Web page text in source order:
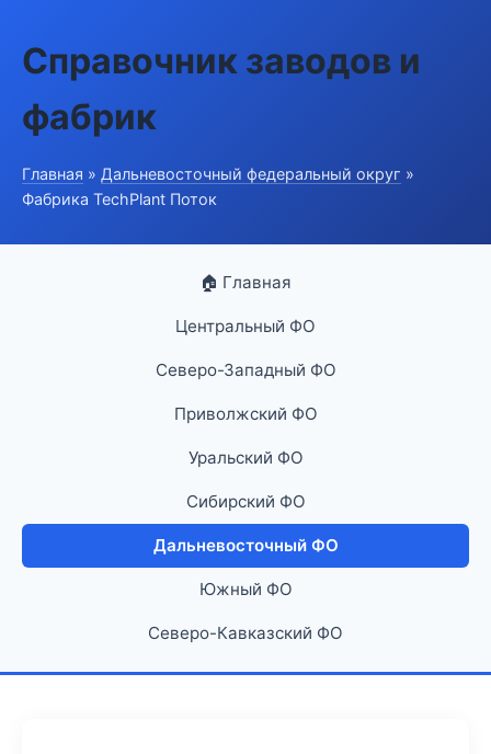
Справочник заводов и
фабрик
Главная » Дальневосточный федеральный округ »
Фабрика TechPlant Поток
🏠 Главная
Центральный ФО
Северо-Западный ФО
Приволжский ФО
Уральский ФО
Сибирский ФО
Дальневосточный ФО
Южный ФО
Северо-Кавказский ФО